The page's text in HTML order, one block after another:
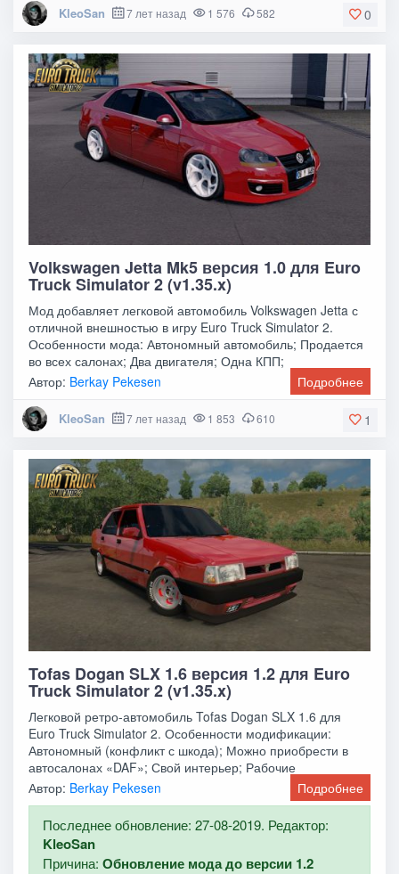
0
KleoSan 7 лет назад 1 576 582
Volkswagen Jetta Mk5 версия 1.0 для Euro
Truck Simulator 2 (v1.35.x)
Мод добавляет легковой автомобиль Volkswagen Jetta с
отличной внешностью в игру Euro Truck Simulator 2.
Особенности мода: Автономный автомобиль; Продается
во всех салонах; Два двигателя; Одна КПП;
Автор: Berkay Pekesen Подробнее
1
KleoSan 7 лет назад 1 853 610
Tofas Dogan SLX 1.6 версия 1.2 для Euro
Truck Simulator 2 (v1.35.x)
Легковой ретро-автомобиль Tofas Dogan SLX 1.6 для
Euro Truck Simulator 2. Особенности модификации:
Автономный (конфликт с шкода); Можно приобрести в
автосалонах «DAF»; Свой интерьер; Рабочие
Автор: Berkay Pekesen Подробнее
Последнее обновление: 27-08-2019. Редактор:
KleoSan
Причина:Обновление мода до версии 1.2